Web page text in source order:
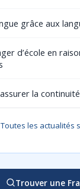
grâce aux
d’école en
la
Toutes les actualités
Trouver une